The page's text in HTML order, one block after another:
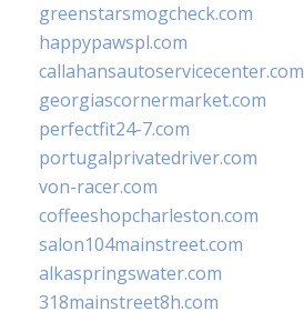
greenstarsmogcheck.com
happypawspl.com
callahansautoservicecenter.com
georgiascornermarket.com
perfectfit24-7.com
portugalprivatedriver.com
von-racer.com
coffeeshopcharleston.com
salon104mainstreet.com
alkaspringswater.com
318mainstreet8h.com